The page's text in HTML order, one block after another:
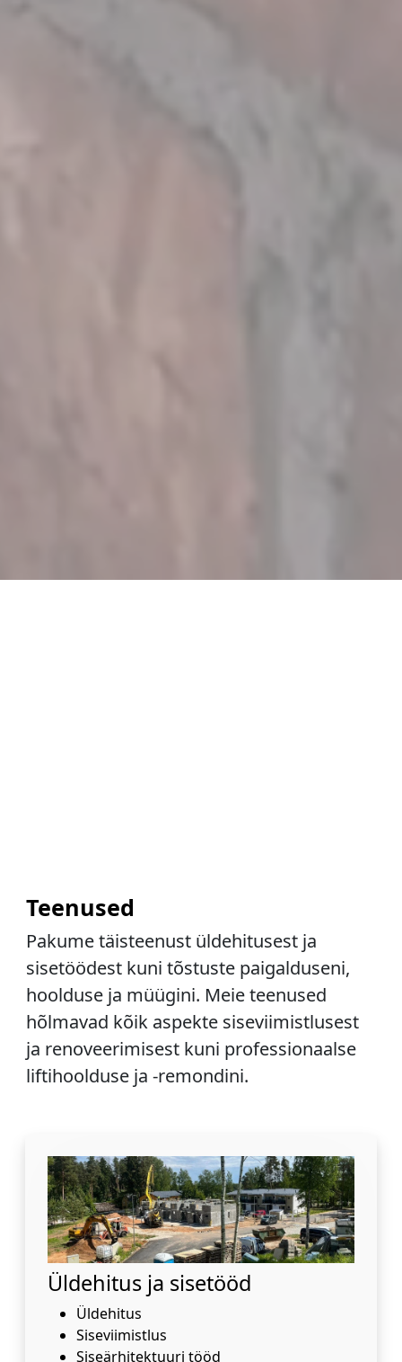
Teenused
Pakume täisteenust üldehitusest ja
sisetöödest kuni tõstuste paigalduseni,
hoolduse ja müügini. Meie teenused
hõlmavad kõik aspekte siseviimistlusest
ja renoveerimisest kuni professionaalse
liftihoolduse ja -remondini.
Üldehitus ja sisetööd
Üldehitus
Siseviimistlus
Siseärhitektuuri tööd